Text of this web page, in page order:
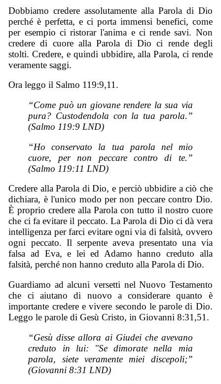
Dobbiamo credere assolutamente alla Parola di Dio
perché è perfetta, e ci porta immensi benefici, come
per esempio ci ristorar l'anima e ci rende savi. Non
credere di cuore alla Parola di Dio ci rende degli
stolti. Credere, e quindi ubbidire, alla Parola, ci rende
veramente saggi.
Ora leggo il Salmo 119:9,11.
“Come può un giovane rendere la sua via
pura? Custodendola con la tua parola.”
(Salmo 119:9 LND)
“Ho conservato la tua parola nel mio
cuore, per non peccare contro di te.”
(Salmo 119:11 LND)
Credere alla Parola di Dio, e perciò ubbidire a ciò che
dichiara, è l'unico modo per non peccare contro Dio.
È proprio credere alla Parola con tutto il nostro cuore
che ci fa evitare il peccato. La Parola di Dio ci dà vera
intelligenza per farci evitare ogni via di falsità, ovvero
ogni peccato. Il serpente aveva presentato una via
falsa ad Eva, e lei ed Adamo hanno creduto alla
falsità, perché non hanno creduto alla Parola di Dio.
Guardiamo ad alcuni versetti nel Nuovo Testamento
che ci aiutano di nuovo a considerare quanto è
importante credere e vivere secondo le parole di Dio.
Leggo le parole di Gesù Cristo, in Giovanni 8:31,51.
“Gesù disse allora ai Giudei che avevano
creduto in lui: "Se dimorate nella mia
parola, siete veramente miei discepoli;”
(Giovanni 8:31 LND)